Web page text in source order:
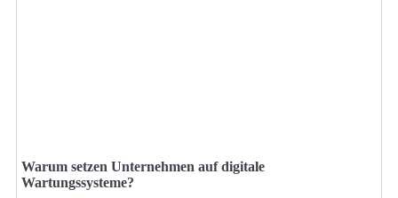
Warum setzen Unternehmen auf digitale
Wartungssysteme?